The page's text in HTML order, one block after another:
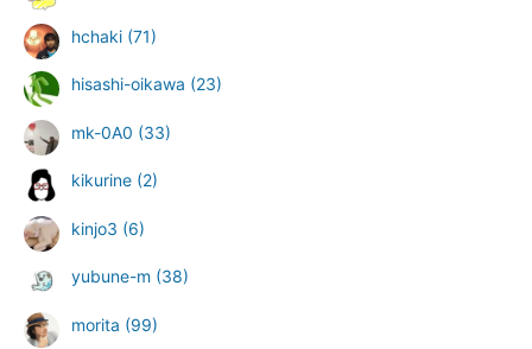
hchaki (71)
hisashi-oikawa (23)
mk-0A0 (33)
kikurine (2)
kinjo3 (6)
yubune-m (38)
morita (99)